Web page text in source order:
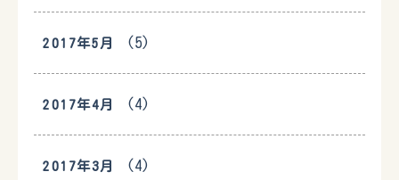
2017年5月 (5)
2017年4月 (4)
2017年3月 (4)